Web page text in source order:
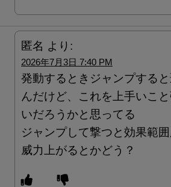
匿名 より:
2026年7月3日 7:40 PM
発動するときジャンプする
んだけど、これを上手いこ
いだろうかと思ってる
ジャンプして撃つと効果範
威力上がるとかどう？